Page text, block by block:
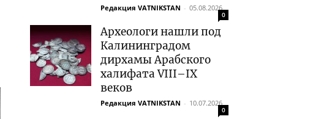
Редакция VATNIKSTAN - 05.08.2026
0
Археологи нашли под
Калининградом
дирхамы Арабского
халифата VIII–IX
веков
Редакция VATNIKSTAN - 10.07.2026
0